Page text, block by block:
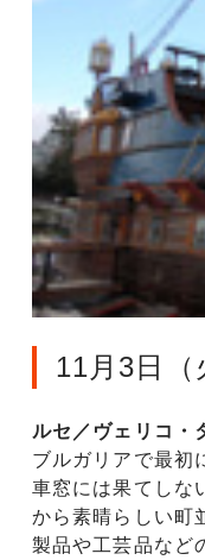
11月3日（
ルセ／ヴェリコ・
ブルガリアで最初
車窓には果てしな
から素晴らしい町
製品や工芸品など